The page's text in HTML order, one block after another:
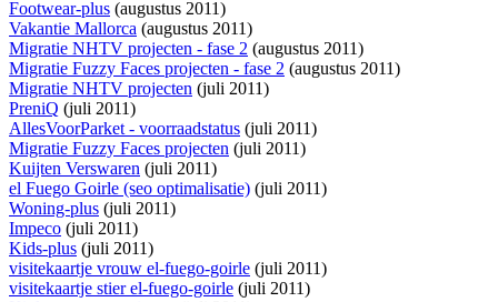
Footwear-plus (augustus 2011)
Vakantie Mallorca (augustus 2011)
Migratie NHTV projecten - fase 2 (augustus 2011)
Migratie Fuzzy Faces projecten - fase 2 (augustus 2011)
Migratie NHTV projecten (juli 2011)
PreniQ (juli 2011)
AllesVoorParket - voorraadstatus (juli 2011)
Migratie Fuzzy Faces projecten (juli 2011)
Kuijten Verswaren (juli 2011)
el Fuego Goirle (seo optimalisatie) (juli 2011)
Woning-plus (juli 2011)
Impeco (juli 2011)
Kids-plus (juli 2011)
visitekaartje vrouw el-fuego-goirle (juli 2011)
visitekaartje stier el-fuego-goirle (juli 2011)